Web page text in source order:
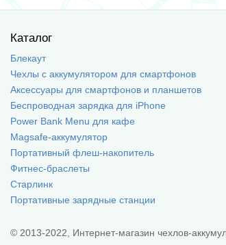
Каталог
Блекаут
Чехлы с аккумулятором для смартфонов
Аксессуары для смартфонов и планшетов
Беспроводная зарядка для iPhone
Power Bank Menu для кафе
Magsafe-аккумулятор
Портативный флеш-накопитель
Фитнес-браслеты
Старлинк
Портативные зарядные станции
© 2013-2022, Интернет-магазин чехлов-